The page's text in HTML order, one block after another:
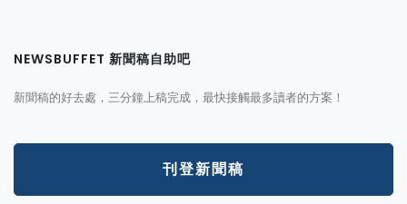
NEWSBUFFET 新聞稿自助吧
新聞稿的好去處，三分鐘上稿完成，最快接觸最多讀者的方案！
刊登新聞稿